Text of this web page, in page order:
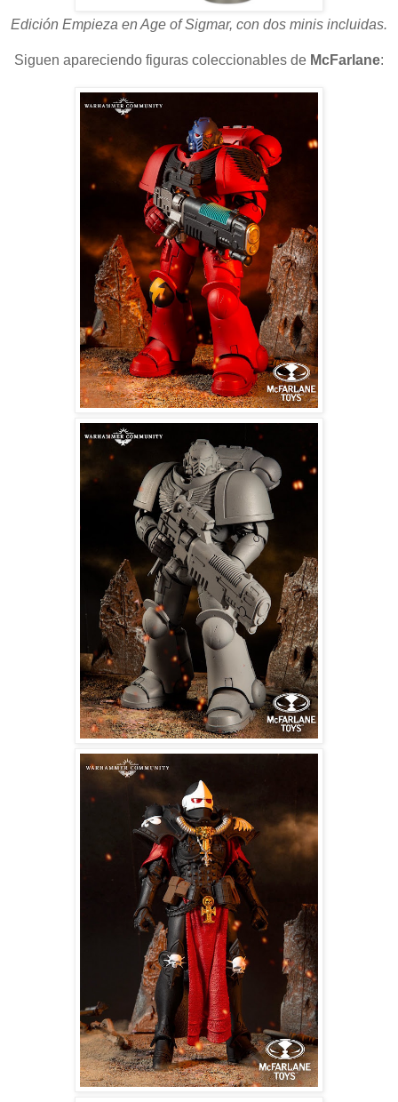
Edición Empieza en Age of Sigmar, con dos minis incluidas.
Siguen apareciendo figuras coleccionables de McFarlane: